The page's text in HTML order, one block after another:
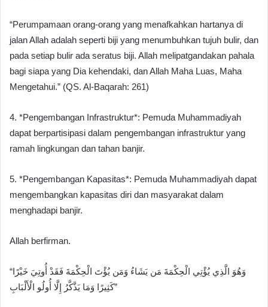
“Perumpamaan orang-orang yang menafkahkan hartanya di
jalan Allah adalah seperti biji yang menumbuhkan tujuh bulir, dan
pada setiap bulir ada seratus biji. Allah melipatgandakan pahala
bagi siapa yang Dia kehendaki, dan Allah Maha Luas, Maha
Mengetahui.” (QS. Al-Baqarah: 261)
4. *Pengembangan Infrastruktur*: Pemuda Muhammadiyah
dapat berpartisipasi dalam pengembangan infrastruktur yang
ramah lingkungan dan tahan banjir.
5. *Pengembangan Kapasitas*: Pemuda Muhammadiyah dapat
mengembangkan kapasitas diri dan masyarakat dalam
menghadapi banjir.
Allah berfirman.
“وَهُوَ الَّذِي يُؤْتِي الْحِكْمَةَ مَن يَشَاءُ وَمَن يُؤْتَ الْحِكْمَةَ فَقَدْ أُوتِيَ خَيْرًا
كَثِيرًا وَمَا يَذَّكَّرُ إِلَّا أُولُو الْأَلْبَابِ”